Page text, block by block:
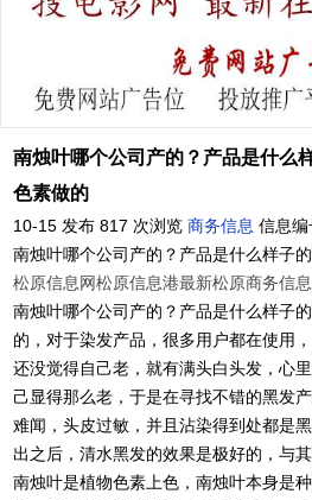
南烛叶哪个公司产的？产品是什么
色素做的
10-15 发布 817 次浏览 商务信息 信息
南烛叶哪个公司产的？产品是什么样子
松原信息网松原信息港最新松原商务信
南烛叶哪个公司产的？产品是什么样子
的，对于染发产品，很多用户都在使用
还没觉得自己老，就有满头白头发，心
己显得那么老，于是在寻找不错的黑发
难闻，头皮过敏，并且沾染得到处都是
出之后，清水黑发的效果是极好的，与
南烛叶是植物色素上色，南烛叶本身是